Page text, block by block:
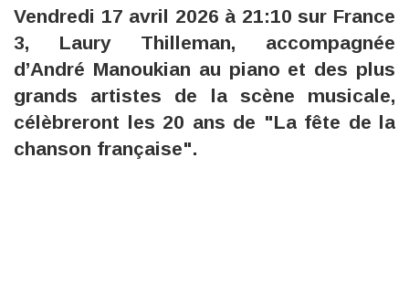
Vendredi 17 avril 2026 à 21:10 sur France
3, Laury Thilleman, accompagnée
d’André Manoukian au piano et des plus
grands artistes de la scène musicale,
célèbreront les 20 ans de "La fête de la
chanson française".